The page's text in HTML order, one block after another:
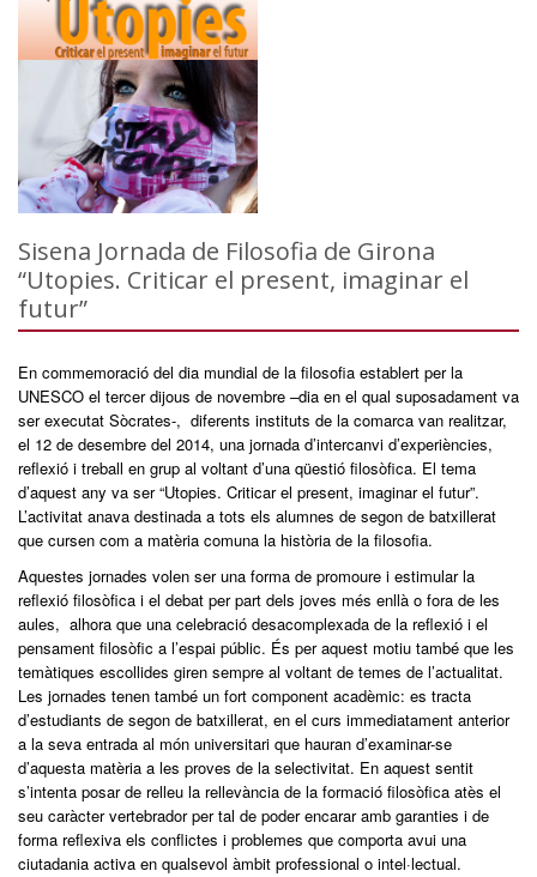
Sisena Jornada de Filosofia de Girona
“Utopies. Criticar el present, imaginar el
futur”
En commemoració del dia mundial de la filosofia establert per la
UNESCO el tercer dijous de novembre –dia en el qual suposadament va
ser executat Sòcrates-, diferents instituts de la comarca van realitzar,
el 12 de desembre del 2014, una jornada d’intercanvi d’experiències,
reflexió i treball en grup al voltant d’una qüestió filosòfica. El tema
d’aquest any va ser “Utopies. Criticar el present, imaginar el futur”.
L’activitat anava destinada a tots els alumnes de segon de batxillerat
que cursen com a matèria comuna la història de la filosofia.
Aquestes jornades volen ser una forma de promoure i estimular la
reflexió filosòfica i el debat per part dels joves més enllà o fora de les
aules, alhora que una celebració desacomplexada de la reflexió i el
pensament filosòfic a l’espai públic. És per aquest motiu també que les
temàtiques escollides giren sempre al voltant de temes de l’actualitat.
Les jornades tenen també un fort component acadèmic: es tracta
d’estudiants de segon de batxillerat, en el curs immediatament anterior
a la seva entrada al món universitari que hauran d’examinar-se
d’aquesta matèria a les proves de la selectivitat. En aquest sentit
s’intenta posar de relleu la rellevància de la formació filosòfica atès el
seu caràcter vertebrador per tal de poder encarar amb garanties i de
forma reflexiva els conflictes i problemes que comporta avui una
ciutadania activa en qualsevol àmbit professional o intel·lectual.